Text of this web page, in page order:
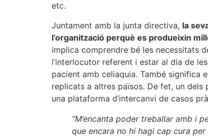
etc.
Juntament amb la junta directiva, la
l’organització perquè es produeixin
implica comprendre bé les necessitats
l’interlocutor referent i estar al dia de
pacient amb celiaquia. També significa
replicats a altres països. De fet, un dels
una plataforma d’intercanvi de casos
“M’encanta poder treballar amb i
que encara no hi hagi cap cura